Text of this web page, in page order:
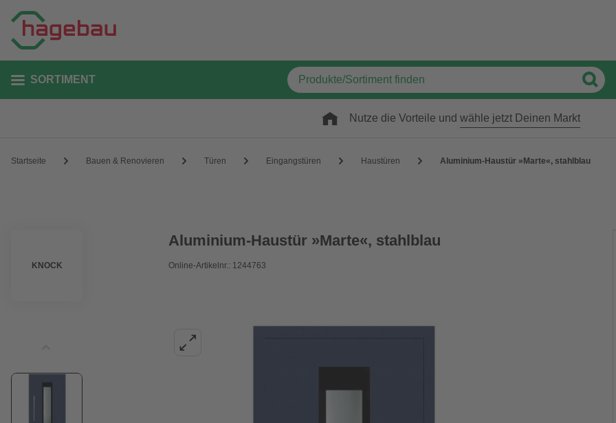
SORTIMENT
Nutze die Vorteile und wähle jetzt Deinen Markt
Startseite Bauen & Renovieren Türen Eingangstüren Haustüren Aluminium-Haustür »Marte«, stahlblau
KNOCK
Aluminium-Haustür »Marte«, stahlblau
Online-Artikelnr.: 1244763